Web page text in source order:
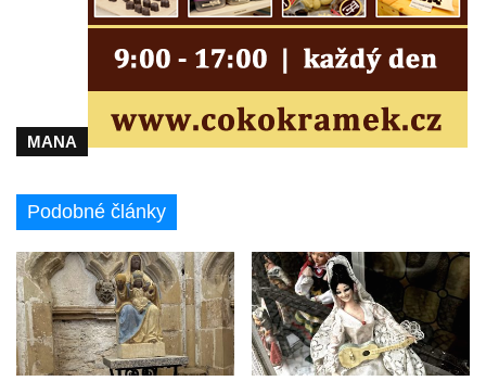
MANA
Podobné články